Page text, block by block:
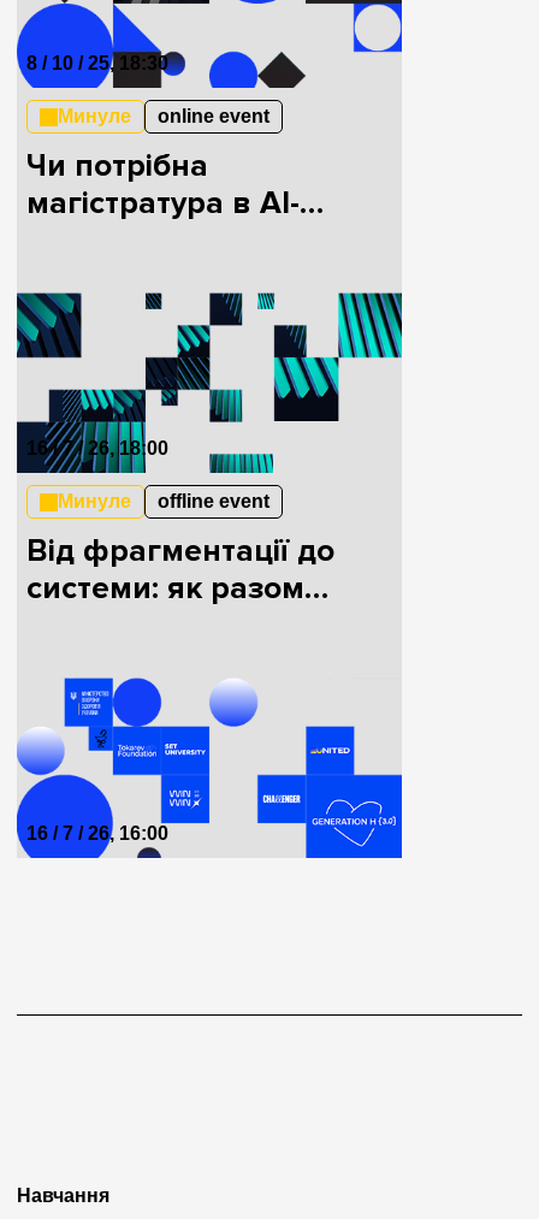
8 / 10 / 25, 18:30
Минуле online event
Чи потрібна
магістратура в AI-
16 / 7 / 26, 18:00
Минуле offline event
Від фрагментації до
системи: як разом
16 / 7 / 26, 16:00
Навчання